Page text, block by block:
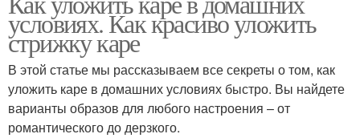
условиях. Как красиво уложить
стрижку каре
В этой статье мы рассказываем все секреты о том, как
уложить каре в домашних условиях быстро. Вы найдете
варианты образов для любого настроения – от
романтического до дерзкого.